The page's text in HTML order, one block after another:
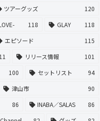
ツアーグッズ
120
118 GLAY
118
エピソード
115
リリース情報
101
100 セットリスト
94
津山市
90
86 INABA／SALAS
86